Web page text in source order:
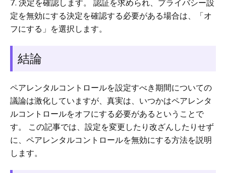
7. 決定を確認します。 認証を求められ、プライバシー設
定を無効にする決定を確認する必要がある場合は、「オ
フにする」を選択します。
結論
ペアレンタルコントロールを設定すべき期間についての
議論は激化していますが、真実は、いつかはペアレンタ
ルコントロールをオフにする必要があるということで
す。 この記事では、設定を変更したり改ざんしたりせず
に、ペアレンタルコントロールを無効にする方法を説明
します。